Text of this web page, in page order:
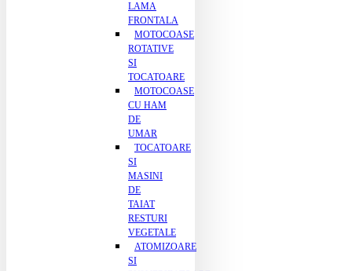
LAMA
FRONTALA
MOTOCOASE
ROTATIVE
SI
TOCATOARE
MOTOCOASE
CU HAM
DE
UMAR
TOCATOARE
SI
MASINI
DE
TAIAT
RESTURI
VEGETALE
ATOMIZOARE
SI